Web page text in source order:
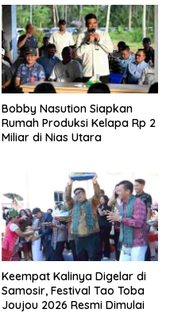
Bobby Nasution Siapkan
Rumah Produksi Kelapa Rp 2
Miliar di Nias Utara
Keempat Kalinya Digelar di
Samosir, Festival Tao Toba
Joujou 2026 Resmi Dimulai